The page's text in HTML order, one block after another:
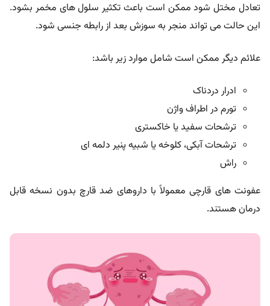
تعادل مختل شود ممکن است باعث تکثیر سلول های مخمر بشود.
این حالت می تواند منجر به سوزش بعد از رابطه جنسی شود.
علائم دیگر ممکن است شامل موارد زیر باشد:
ادرار دردناک
تورم در اطراف واژن
ترشحات سفید یا خاکستری
ترشحات آبکی، کلوخه یا شبیه پنیر دلمه ای
راش
عفونت های قارچی معمولاً با داروهای ضد قارچ بدون نسخه قابل
درمان هستند.